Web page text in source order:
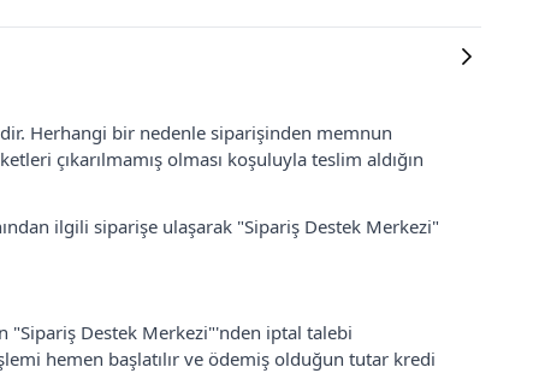
Herhangi bir nedenle siparişinden memnun
çıkarılmamış olması koşuluyla teslim aldığın
ilgili siparişe ulaşarak "Sipariş Destek Merkezi"
"Sipariş Destek Merkezi"'nden iptal talebi
hemen başlatılır ve ödemiş olduğun tutar kredi